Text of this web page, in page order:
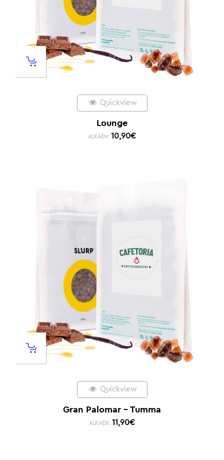
Quickview
Lounge
ALKAEN: 10,90€
Quickview
Gran Palomar – Tumma
ALKAEN: 11,90€